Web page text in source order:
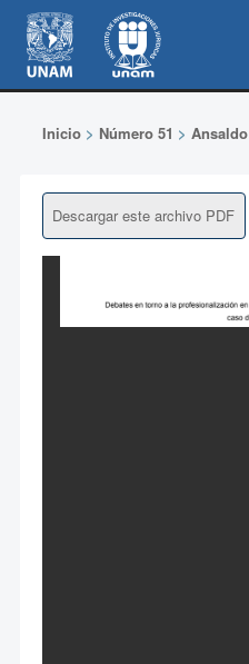
Inicio> Número 51 > Ansaldo
Descargar este archivo PDF